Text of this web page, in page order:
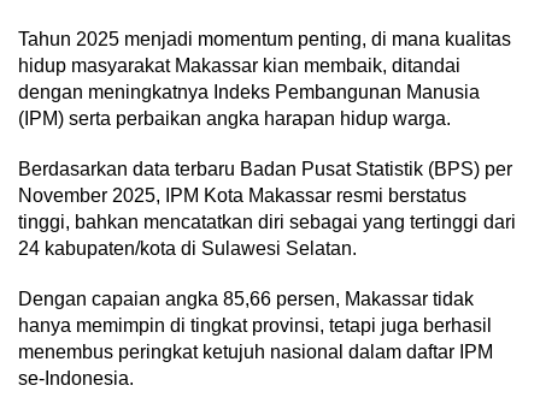
Tahun 2025 menjadi momentum penting, di mana kualitas
hidup masyarakat Makassar kian membaik, ditandai
dengan meningkatnya Indeks Pembangunan Manusia
(IPM) serta perbaikan angka harapan hidup warga.
Berdasarkan data terbaru Badan Pusat Statistik (BPS) per
November 2025, IPM Kota Makassar resmi berstatus
tinggi, bahkan mencatatkan diri sebagai yang tertinggi dari
24 kabupaten/kota di Sulawesi Selatan.
Dengan capaian angka 85,66 persen, Makassar tidak
hanya memimpin di tingkat provinsi, tetapi juga berhasil
menembus peringkat ketujuh nasional dalam daftar IPM
se-Indonesia.